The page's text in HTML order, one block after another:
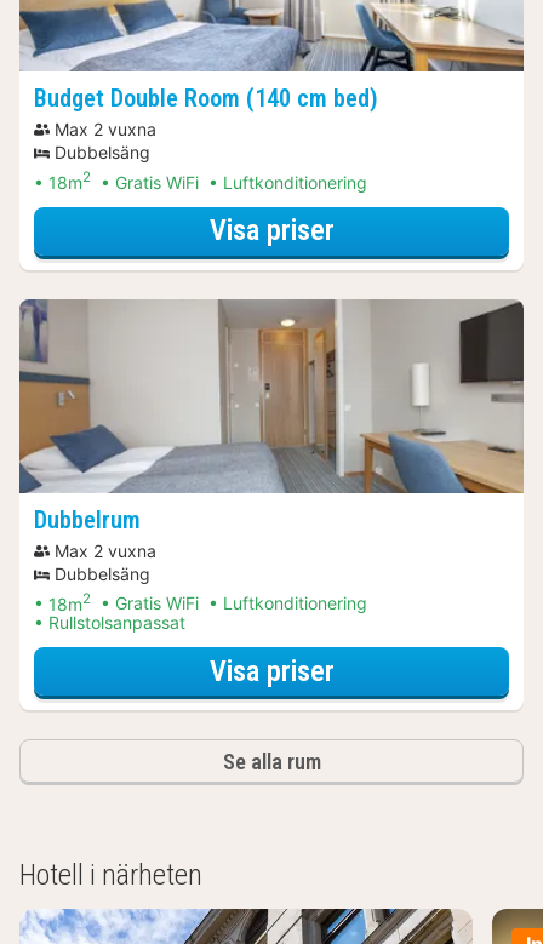
Budget Double Room (140 cm bed)
Max 2 vuxna
Dubbelsäng
18m2 Gratis WiFi Luftkonditionering
Visa priserför Båtturer &
Dubbelrum
Max 2 vuxna
Dubbelsäng
18m2 Gratis WiFi
Luftkonditionering
Rullstolsanpassat
Visa priserför Båtturer &
Se alla rum
Hotell i närheten